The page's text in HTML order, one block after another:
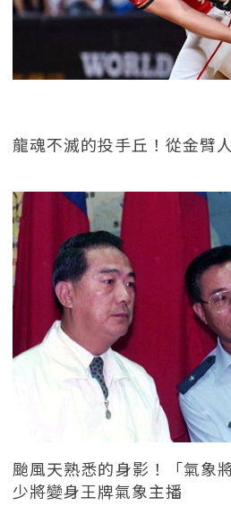
龍魂不滅的投手丘！從金臂
颱風天熟悉的身影！「氣象
少將變身王牌氣象主播